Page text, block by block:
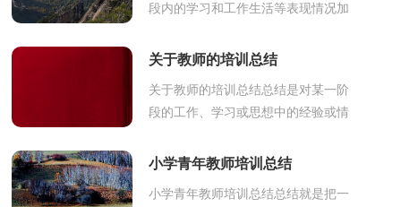
段内的学习和工作生活等表现情况加
以帮助我们总结以往思想，发扬成
关于教师的培训总结
关于教师的培训总结总结是对某一阶
段的工作、学习或思想中的经验或情
可以全面地、系统地了解以往的学习
小学青年教师培训总结
小学青年教师培训总结总结就是把一